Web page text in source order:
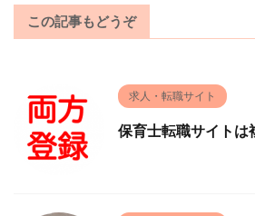
この記事もどうぞ
求人・転職サイト
保育士転職サイトは